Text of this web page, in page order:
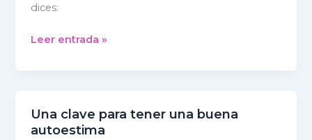
dices:
Leer entrada »
Una clave para tener una buena
autoestima
Una
clave